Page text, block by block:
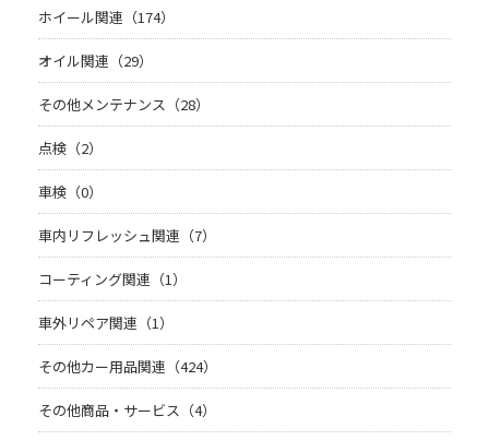
ホイール関連（174）
オイル関連（29）
その他メンテナンス（28）
点検（2）
車検（0）
車内リフレッシュ関連（7）
コーティング関連（1）
車外リペア関連（1）
その他カー用品関連（424）
その他商品・サービス（4）